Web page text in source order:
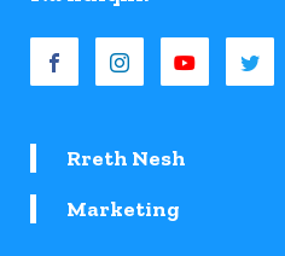
Rreth Nesh
Marketing